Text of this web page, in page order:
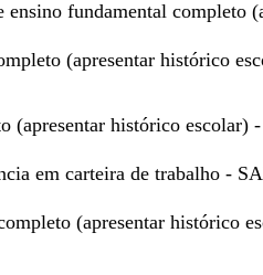
fundamental
(apresentar histórico
(apresentar histórico
em carteira de trabalho -
(apresentar histórico